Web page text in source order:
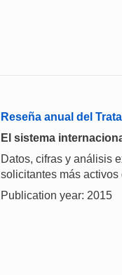
Reseña anual del
El sistema
Datos, cifras y análisis
solicitantes más
Publication year: 2015